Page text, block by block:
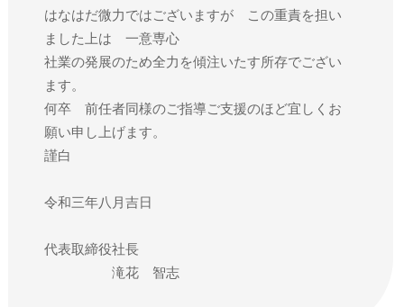
はなはだ微力ではございますが この重責を担い
ました上は 一意専心
社業の発展のため全力を傾注いたす所存でござい
ます。
何卒 前任者同様のご指導ご支援のほど宜しくお
願い申し上げます。
謹白
令和三年八月吉日
代表取締役社長
滝花 智志